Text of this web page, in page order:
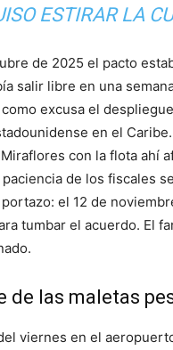
ESTIRAR LA
de 2025 el pacto
salir libre en una
excusa el
en el
con la flota ahí
paciencia de los fiscales
el 12 de
tumbar el acuerdo. El
de las maletas
viernes en el